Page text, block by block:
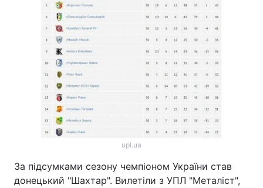
upl.ua
За підсумками сезону чемпіоном України став
донецький "Шахтар". Вилетіли з УПЛ "Металіст",